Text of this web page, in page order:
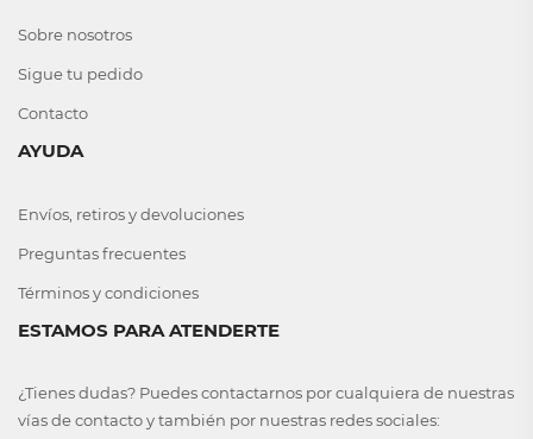
Sobre nosotros
Sigue tu pedido
Contacto
AYUDA
Envíos, retiros y devoluciones
Preguntas frecuentes
Términos y condiciones
ESTAMOS PARA ATENDERTE
¿Tienes dudas? Puedes contactarnos por cualquiera de nuestras
vías de contacto y también por nuestras redes sociales: